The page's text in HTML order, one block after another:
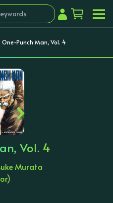
One-Punch Man, Vol. 4
›
Vol. 4
Murata